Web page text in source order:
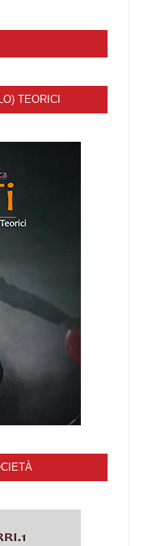
TEORICI